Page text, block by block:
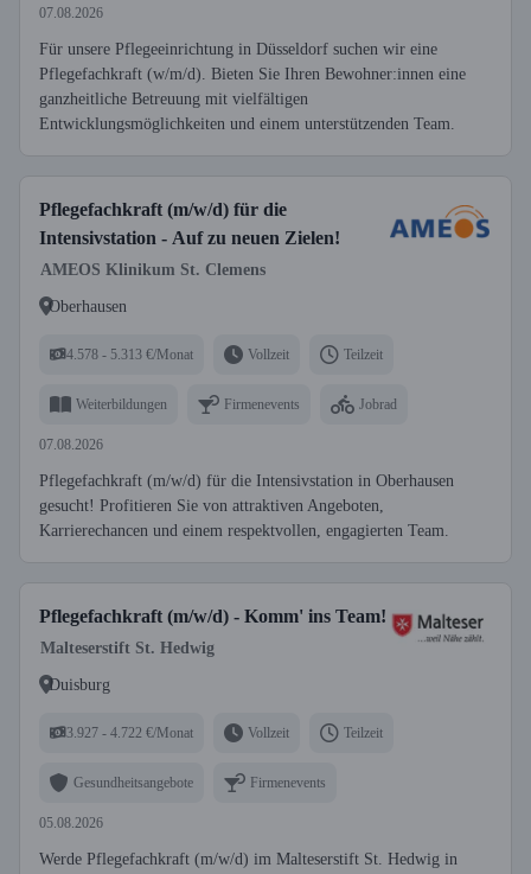
07.08.2026
Für unsere Pflegeeinrichtung in Düsseldorf suchen wir eine
Pflegefachkraft (w/m/d). Bieten Sie Ihren Bewohner:innen eine
ganzheitliche Betreuung mit vielfältigen
Entwicklungsmöglichkeiten und einem unterstützenden Team.
Pflegefachkraft (m/w/d) für die
Intensivstation - Auf zu neuen Zielen!
AMEOS Klinikum St. Clemens
Oberhausen
4.578 - 5.313 €/Monat Vollzeit Teilzeit
Weiterbildungen Firmenevents Jobrad
07.08.2026
Pflegefachkraft (m/w/d) für die Intensivstation in Oberhausen
gesucht! Profitieren Sie von attraktiven Angeboten,
Karrierechancen und einem respektvollen, engagierten Team.
Pflegefachkraft (m/w/d) - Komm' ins Team!
Malteserstift St. Hedwig
Duisburg
3.927 - 4.722 €/Monat Vollzeit Teilzeit
Gesundheitsangebote Firmenevents
05.08.2026
Werde Pflegefachkraft (m/w/d) im Malteserstift St. Hedwig in